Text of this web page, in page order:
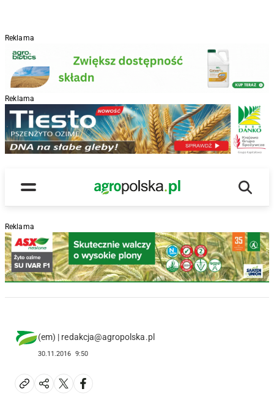
Reklama
Reklama
Menu
Main Logo
Reklama
(em) | redakcja@agropolska.pl
30.11.2016 9:50